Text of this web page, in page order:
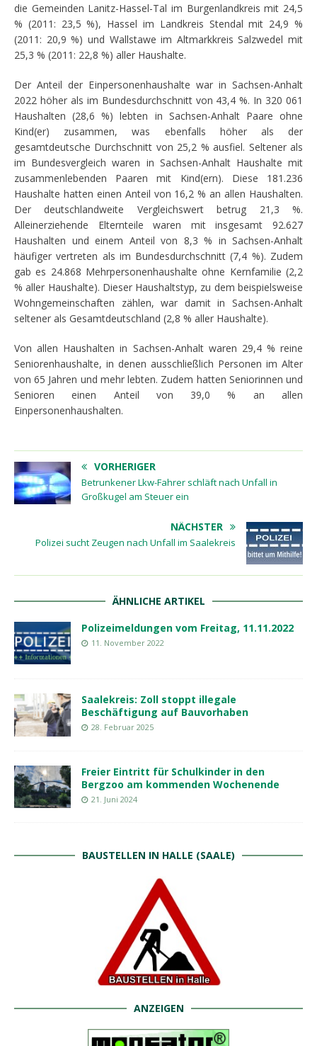
die Gemeinden Lanitz-Hassel-Tal im Burgenlandkreis mit 24,5
% (2011: 23,5 %), Hassel im Landkreis Stendal mit 24,9 %
(2011: 20,9 %) und Wallstawe im Altmarkkreis Salzwedel mit
25,3 % (2011: 22,8 %) aller Haushalte.
Der Anteil der Einpersonenhaushalte war in Sachsen-Anhalt
2022 höher als im Bundesdurchschnitt von 43,4 %. In 320 061
Haushalten (28,6 %) lebten in Sachsen-Anhalt Paare ohne
Kind(er) zusammen, was ebenfalls höher als der
gesamtdeutsche Durchschnitt von 25,2 % ausfiel. Seltener als
im Bundesvergleich waren in Sachsen-Anhalt Haushalte mit
zusammenlebenden Paaren mit Kind(ern). Diese 181.236
Haushalte hatten einen Anteil von 16,2 % an allen Haushalten.
Der deutschlandweite Vergleichswert betrug 21,3 %.
Alleinerziehende Elternteile waren mit insgesamt 92.627
Haushalten und einem Anteil von 8,3 % in Sachsen-Anhalt
häufiger vertreten als im Bundesdurchschnitt (7,4 %). Zudem
gab es 24.868 Mehrpersonenhaushalte ohne Kernfamilie (2,2
% aller Haushalte). Dieser Haushaltstyp, zu dem beispielsweise
Wohngemeinschaften zählen, war damit in Sachsen-Anhalt
seltener als Gesamtdeutschland (2,8 % aller Haushalte).
Von allen Haushalten in Sachsen-Anhalt waren 29,4 % reine
Seniorenhaushalte, in denen ausschließlich Personen im Alter
von 65 Jahren und mehr lebten. Zudem hatten Seniorinnen und
Senioren einen Anteil von 39,0 % an allen
Einpersonenhaushalten.
VORHERIGER
Betrunkener Lkw-Fahrer schläft nach Unfall in
Großkugel am Steuer ein
NÄCHSTER
Polizei sucht Zeugen nach Unfall im Saalekreis
ÄHNLICHE ARTIKEL
Polizeimeldungen vom Freitag, 11.11.2022
11. November 2022
Saalekreis: Zoll stoppt illegale
Beschäftigung auf Bauvorhaben
28. Februar 2025
Freier Eintritt für Schulkinder in den
Bergzoo am kommenden Wochenende
21. Juni 2024
BAUSTELLEN IN HALLE (SAALE)
ANZEIGEN